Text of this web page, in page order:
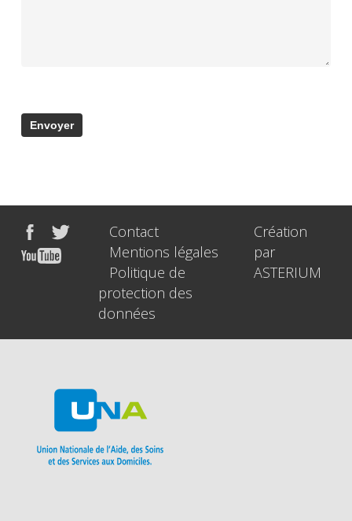
Contact
Mentions légales
Politique de
protection des
données
Création
par
ASTERIUM